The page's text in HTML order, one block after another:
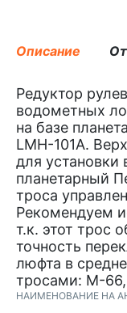
Описание
НАИМЕНОВАНИЕ НА
Редуктор
водометных
на базе
LMH-101A.
для установки
планетарный
троса
Рекомендуем
т.к. этот трос
точность
люфта в
тросами: М-66,